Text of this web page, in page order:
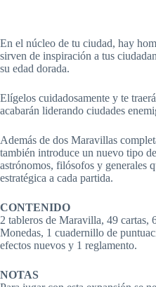
En el núcleo de tu ciudad, hay
sirven de inspiración a tus
su edad dorada.
Elígelos cuidadosamente y te
acabarán liderando ciudades
Además de dos Maravillas
también introduce un nuevo tipo
astrónomos, filósofos y generales
estratégica a cada partida.
CONTENIDO
2 tableros de Maravilla, 49 cartas,
Monedas, 1 cuadernillo de
efectos nuevos y 1 reglamento.
NOTAS